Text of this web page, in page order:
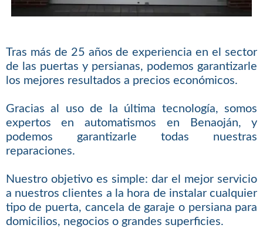
Tras más de 25 años de experiencia en el sector
de las puertas y persianas, podemos garantizarle
los mejores resultados a precios económicos.
Gracias al uso de la última tecnología, somos
expertos en automatismos en Benaoján, y
podemos garantizarle todas nuestras
reparaciones.
Nuestro objetivo es simple: dar el mejor servicio
a nuestros clientes a la hora de instalar cualquier
tipo de puerta, cancela de garaje o persiana para
domicilios, negocios o grandes superficies.